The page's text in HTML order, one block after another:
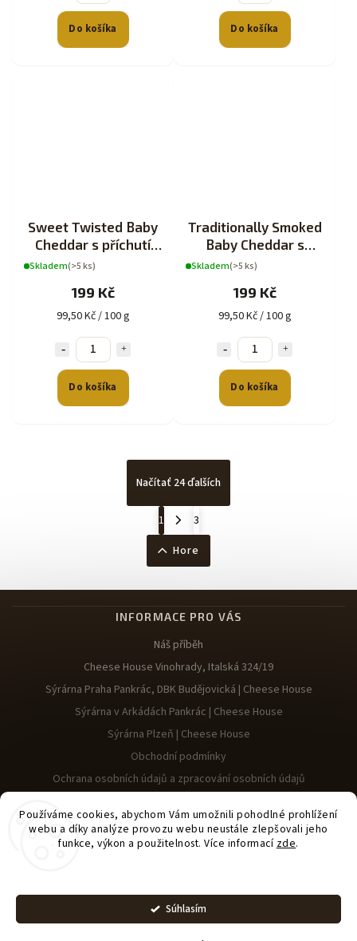
Používáme cookies, abychom Vám umožnili pohodlné prohlížení
webu a díky analýze provozu webu neustále zlepšovali jeho
funkce, výkon a použitelnost. Více informací zde.
Súhlasím
Do košíka Do košíka
Sweet Twisted Baby
Cheddar s příchutí
200g
Skladem(>5 ks)
199 Kč
99,50 Kč / 100 g
Do košíka
Traditionally Smoked
Baby Cheddar s
příchutí 200g
Skladem(>5 ks)
199 Kč
99,50 Kč / 100 g
Do košíka
Načítať 24 ďalších
1
3
Hore
INFORMACE PRO VÁS
Náš příběh
Cheese House Vinohrady, Italská 324/19
Sýrárna Praha Pankrác, DBK Budějovická | Cheese House
Sýrárna v Arkádách Pankrác | Cheese House
Sýrárna Plzeň | Cheese House
Obchodní podmínky
Ochrana osobních údajů a zpracování osobních údajů
. Všetky práva vyhradené.
Upraviť nastavenie
cookiesVytvořilShoptet| DesignShoptak.cz